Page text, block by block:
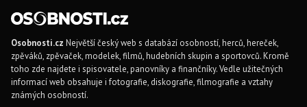
Osobnosti.cz Největší český web s databází osobností, herců, hereček,
zpěváků, zpěvaček, modelek, filmů, hudebních skupin a sportovců. Kromě
toho zde najdete i spisovatele, panovníky a finančníky. Vedle užitečných
informací web obsahuje i fotografie, diskografie, filmografie a vztahy
známých osobností.